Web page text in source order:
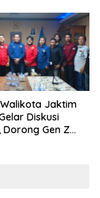
Jaktim
Diskusi
Dorong Gen Z